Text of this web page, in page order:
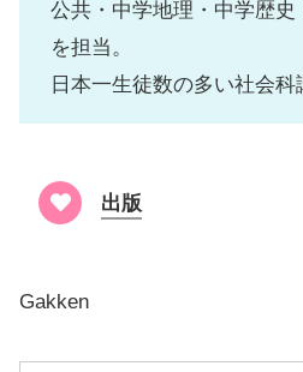
公共・中学地理・中学歴史
を担当。
日本一生徒数の多い社会科
出版
Gakken